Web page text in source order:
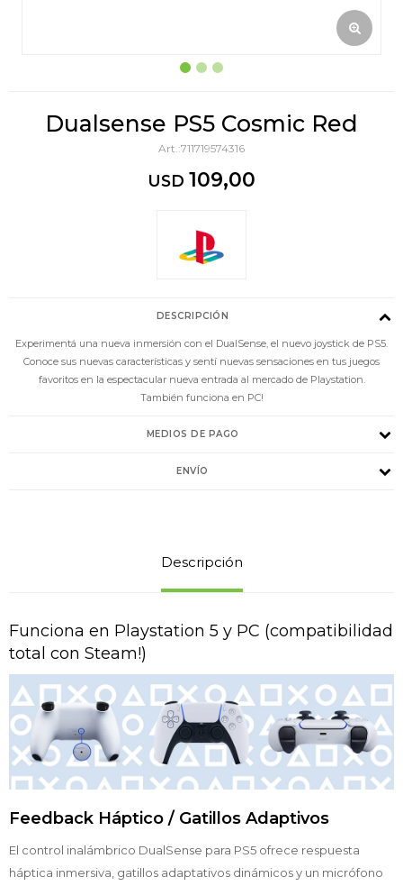
Dualsense PS5 Cosmic Red
711719574316
USD 109,00
DESCRIPCIÓN
Experimentá una nueva inmersión con el DualSense, el nuevo joystick de PS5.
Conoce sus nuevas características y sentí nuevas sensaciones en tus juegos
favoritos en la espectacular nueva entrada al mercado de Playstation.
También funciona en PC!
MEDIOS DE PAGO
ENVÍO
Descripción
Funciona en Playstation 5 y PC (compatibilidad
total con Steam!)
Feedback Háptico / Gatillos Adaptivos
El control inalámbrico DualSense para PS5 ofrece respuesta
háptica inmersiva, gatillos adaptativos dinámicos y un micrófono